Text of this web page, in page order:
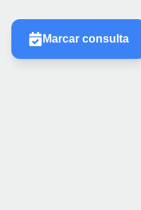
Marcar consulta